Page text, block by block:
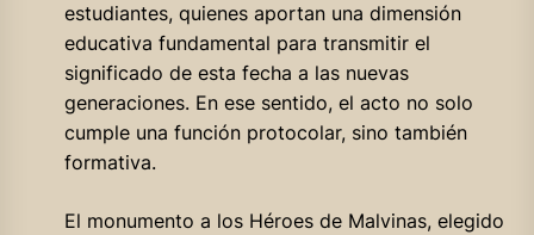
estudiantes, quienes aportan una dimensión
educativa fundamental para transmitir el
significado de esta fecha a las nuevas
generaciones. En ese sentido, el acto no solo
cumple una función protocolar, sino también
formativa.
El monumento a los Héroes de Malvinas, elegido